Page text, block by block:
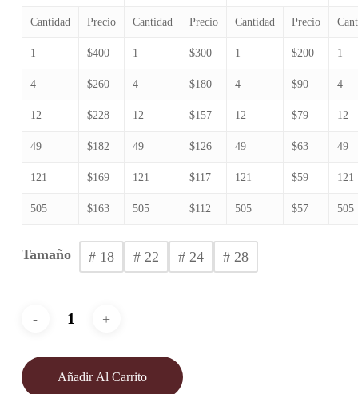
hasta
Cantidad Precio Cantidad Precio Cantidad Precio
1 $400 1 $300 1 $200 1
4 $260 4 $180 4 $90 4
12 $228 12 $157 12 $79 12
49 $182 49 $126 49 $63 49
121 $169 121 $117 121 $59 121
505 $163 505 $112 505 $57 505
Tamaño # 18 # 22 # 24 # 28
Añadir Al Carrito